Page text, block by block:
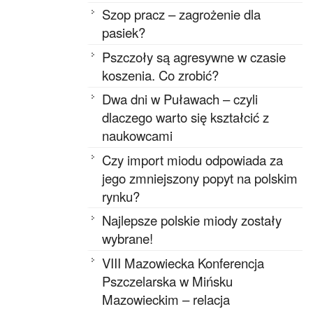
Szop pracz – zagrożenie dla
pasiek?
Pszczoły są agresywne w czasie
koszenia. Co zrobić?
Dwa dni w Puławach – czyli
dlaczego warto się kształcić z
naukowcami
Czy import miodu odpowiada za
jego zmniejszony popyt na polskim
rynku?
Najlepsze polskie miody zostały
wybrane!
VIII Mazowiecka Konferencja
Pszczelarska w Mińsku
Mazowieckim – relacja